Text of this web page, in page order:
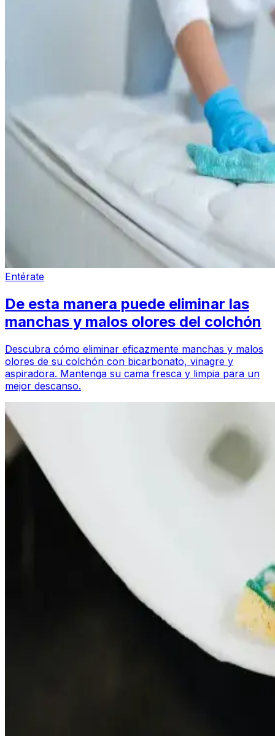
Entérate
De esta manera puede eliminar las
manchas y malos olores del colchón
Descubra cómo eliminar eficazmente manchas y malos
olores de su colchón con bicarbonato, vinagre y
aspiradora. Mantenga su cama fresca y limpia para un
mejor descanso.